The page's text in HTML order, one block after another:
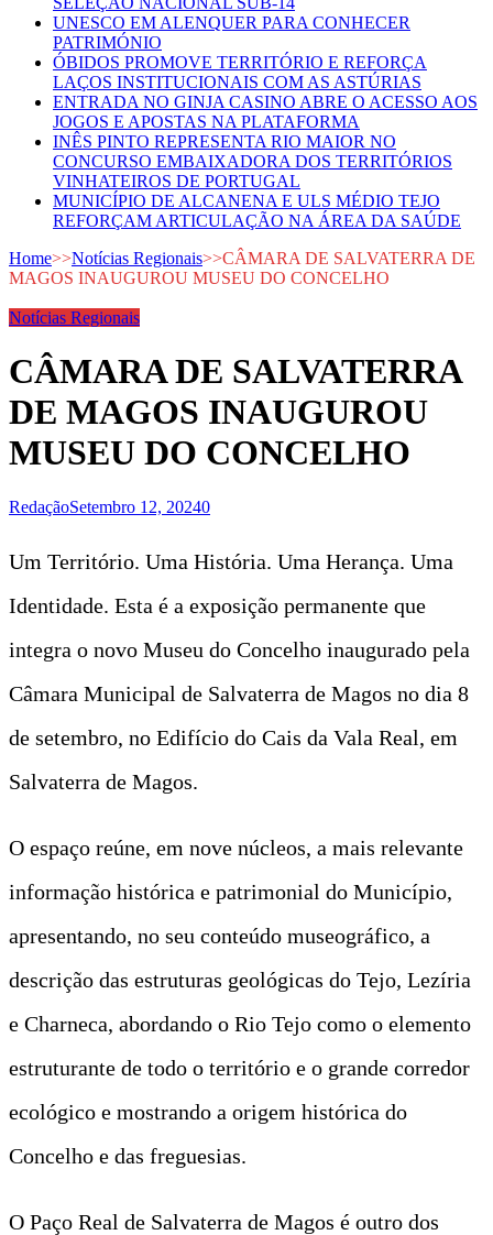
UNESCO EM ALENQUER PARA CONHECER
PATRIMÓNIO
ÓBIDOS PROMOVE TERRITÓRIO E REFORÇA
LAÇOS INSTITUCIONAIS COM AS ASTÚRIAS
ENTRADA NO GINJA CASINO ABRE O ACESSO AOS
JOGOS E APOSTAS NA PLATAFORMA
INÊS PINTO REPRESENTA RIO MAIOR NO
CONCURSO EMBAIXADORA DOS TERRITÓRIOS
VINHATEIROS DE PORTUGAL
MUNICÍPIO DE ALCANENA E ULS MÉDIO TEJO
REFORÇAM ARTICULAÇÃO NA ÁREA DA SAÚDE
Home>>Notícias Regionais>>CÂMARA DE SALVATERRA DE
MAGOS INAUGUROU MUSEU DO CONCELHO
Notícias Regionais
CÂMARA DE SALVATERRA
DE MAGOS INAUGUROU
MUSEU DO CONCELHO
RedaçãoSetembro 12, 20240
Um Território. Uma História. Uma Herança. Uma
Identidade. Esta é a exposição permanente que
integra o novo Museu do Concelho inaugurado pela
Câmara Municipal de Salvaterra de Magos no dia 8
de setembro, no Edifício do Cais da Vala Real, em
Salvaterra de Magos.
O espaço reúne, em nove núcleos, a mais relevante
informação histórica e patrimonial do Município,
apresentando, no seu conteúdo museográfico, a
descrição das estruturas geológicas do Tejo, Lezíria
e Charneca, abordando o Rio Tejo como o elemento
estruturante de todo o território e o grande corredor
ecológico e mostrando a origem histórica do
Concelho e das freguesias.
O Paço Real de Salvaterra de Magos é outro dos